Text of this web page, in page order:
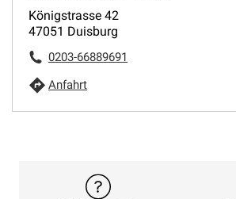
Königstrasse 42
47051 Duisburg
0203-66889691
Anfahrt